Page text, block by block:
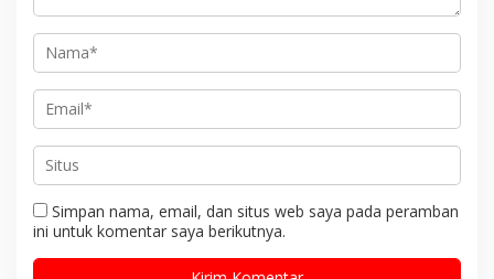
Simpan nama, email, dan situs web saya pada peramban
ini untuk komentar saya berikutnya.